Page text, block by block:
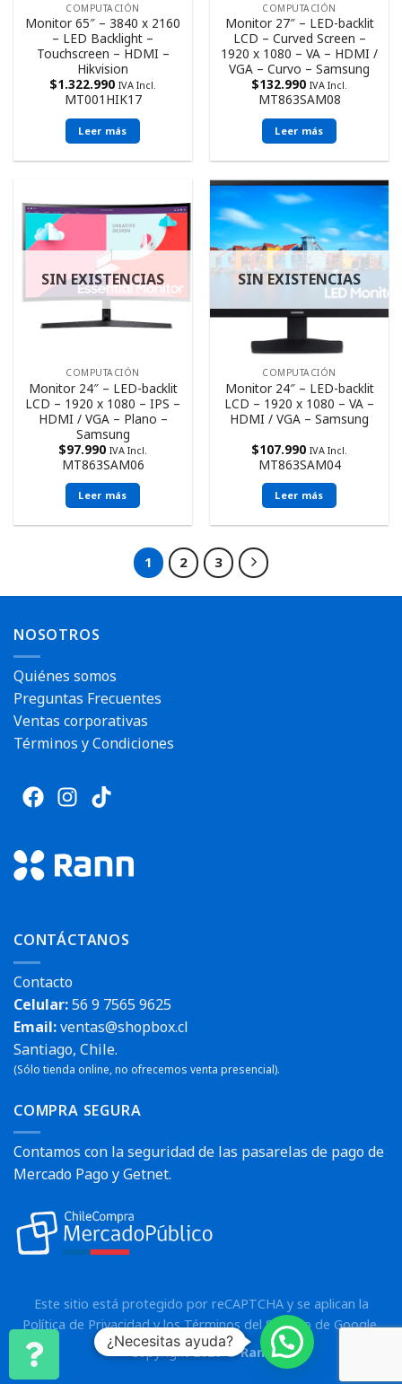
COMPUTACIÓN
Monitor 65″ – 3840 x 2160
– LED Backlight –
Touchscreen – HDMI –
Hikvision
$1.322.990 IVA Incl.
MT001HIK17
Leer más
COMPUTACIÓN
Monitor 27″ – LED-backlit
LCD – Curved Screen –
1920 x 1080 – VA – HDMI /
VGA – Curvo – Samsung
$132.990 IVA Incl.
MT863SAM08
Leer más
SIN EXISTENCIAS
COMPUTACIÓN
Monitor 24″ – LED-backlit
LCD – 1920 x 1080 – IPS –
HDMI / VGA – Plano –
Samsung
$97.990 IVA Incl.
MT863SAM06
Leer más
SIN EXISTENCIAS
COMPUTACIÓN
Monitor 24″ – LED-backlit
LCD – 1920 x 1080 – VA –
HDMI / VGA – Samsung
$107.990 IVA Incl.
MT863SAM04
Leer más
1 2 3
NOSOTROS
Quiénes somos
Preguntas Frecuentes
Ventas corporativas
Términos y Condiciones
CONTÁCTANOS
Contacto
Celular:56 9 7565 9625
Email:ventas@shopbox.cl
Santiago, Chile.
(Sólo tienda online, no ofrecemos venta presencial).
COMPRA SEGURA
Contamos con la seguridad de las pasarelas de pago de
Mercado Pago y Getnet.
Este sitio está protegido por reCAPTCHA y se aplican la
Política de Privacidady losTérminos del Servicio de Google.
Copyright 2026 ©Rann
¿Necesitas ayuda?